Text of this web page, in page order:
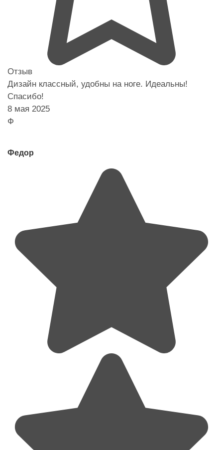
Отзыв
Дизайн классный, удобны на ноге. Идеальны!
Спасибо!
8 мая 2025
Ф
Федор